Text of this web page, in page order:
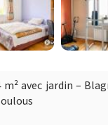
m² avec jardin –